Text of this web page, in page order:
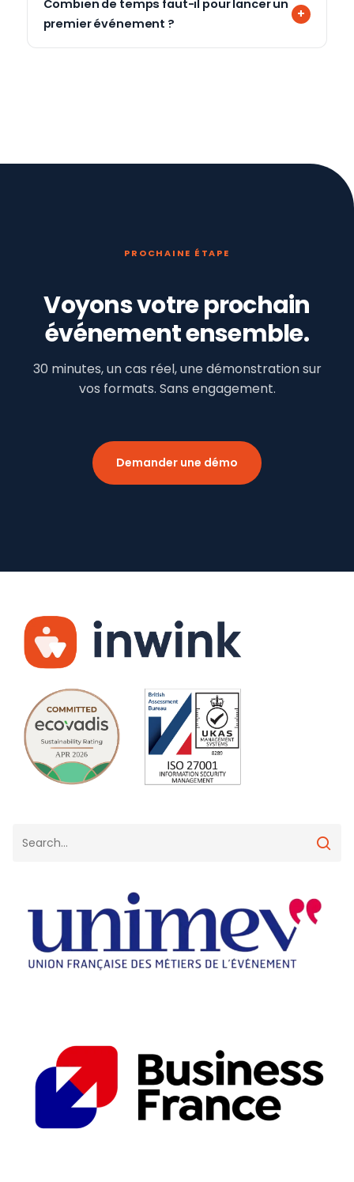
Combien de temps faut-il pour lancer un
premier événement ?
PROCHAINE ÉTAPE
Voyons votre prochain
événement ensemble.
30 minutes, un cas réel, une démonstration sur
vos formats. Sans engagement.
Demander une démo